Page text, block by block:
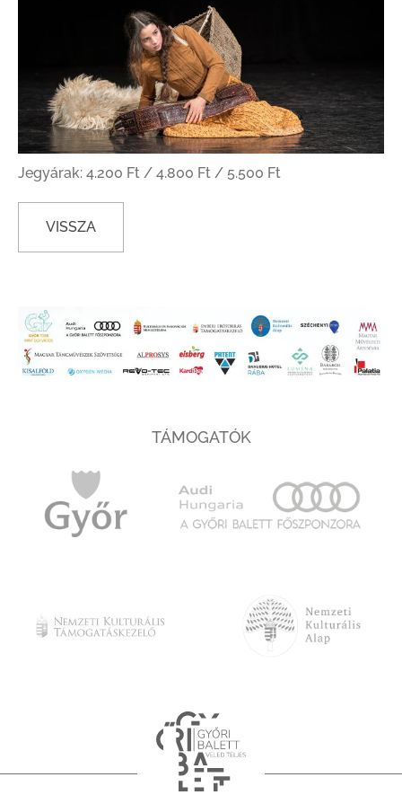
Jegyárak: 4.200 Ft / 4.800 Ft / 5.500 Ft
VISSZA
TÁMOGATÓK